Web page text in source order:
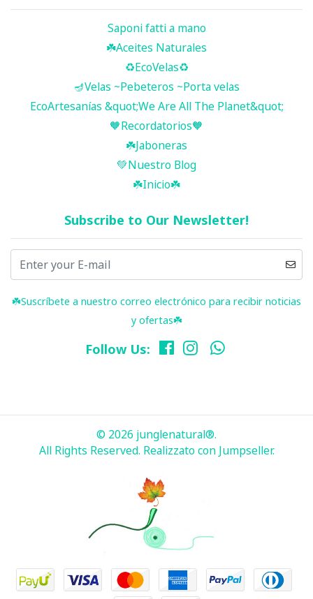
Saponi fatti a mano
☘️ Aceites Naturales
♻️EcoVelas♻️
🪔Velas ~Pebeteros ~Porta velas
EcoArtesanías &quot;We Are All The Planet&quot;
🧡Recordatorios🧡
☘️Jaboneras
💚Nuestro Blog
☘️ Inicio ☘️
Subscribe to Our Newsletter!
☘️ Suscríbete a nuestro correo electrónico para recibir noticias
y ofertas☘️
Follow Us:
© 2026 junglenatural®.
All Rights Reserved. Realizzato con Jumpseller.